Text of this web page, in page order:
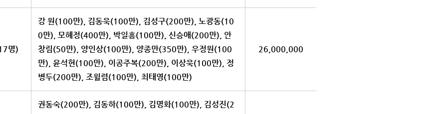
명)
강 원(100만), 김동욱(100만), 김성구(200만), 노광동(10
0만), 모혜정(400만), 박일흥(100만), 신승애(200만), 안
창림(50만), 양인상(100만), 양종만(350만), 우정원(100
만), 윤석현(100만), 이공주복(200만), 이상욱(100만), 정
병두(200만), 조윌렴(100만), 최태영(100만)
26,000,000
권동숙(200만), 김동하(100만), 김명화(100만), 김성진(2